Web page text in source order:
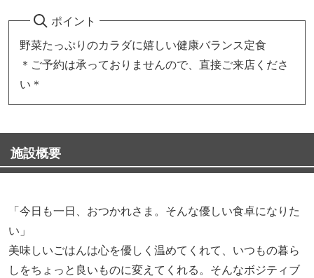
ポイント
野菜たっぷりのカラダに嬉しい健康バランス定食
＊ご予約は承っておりませんので、直接ご来店くださ
い＊
施設概要
「今日も一日、おつかれさま。そんな優しい食卓になりた
い」
美味しいごはんは心を優しく温めてくれて、いつもの暮ら
しをちょっと良いものに変えてくれる。そんなボジティブ